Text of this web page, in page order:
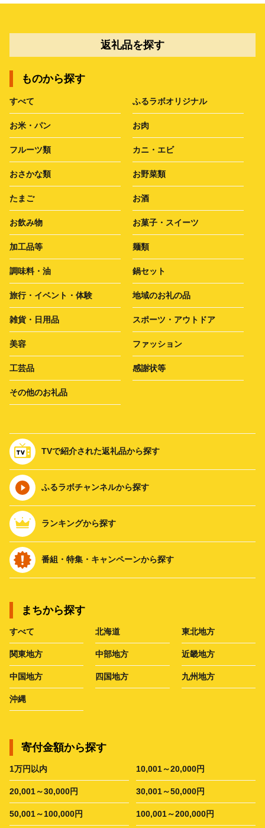
返礼品を探す
ものから探す
すべて ふるラボオリジナル
お米・パン お肉
フルーツ類 カニ・エビ
おさかな類 お野菜類
たまご お酒
お飲み物 お菓子・スイーツ
加工品等 麺類
調味料・油 鍋セット
旅行・イベント・体験 地域のお礼の品
雑貨・日用品 スポーツ・アウトドア
美容 ファッション
工芸品 感謝状等
その他のお礼品
TVで紹介された返礼品から探す
ふるラボチャンネルから探す
ランキングから探す
番組・特集・キャンペーンから探す
まちから探す
すべて 北海道 東北地方
関東地方 中部地方 近畿地方
中国地方 四国地方 九州地方
沖縄
寄付金額から探す
1万円以内 10,001～20,000円
20,001～30,000円 30,001～50,000円
50,001～100,000円 100,001～200,000円